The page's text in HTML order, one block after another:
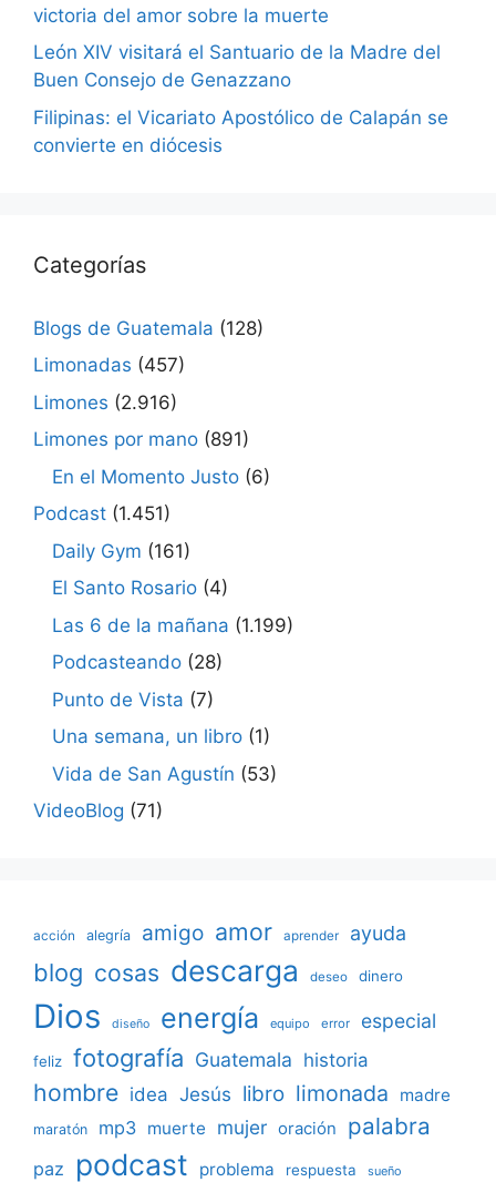
victoria del amor sobre la muerte
León XIV visitará el Santuario de la Madre del
Buen Consejo de Genazzano
Filipinas: el Vicariato Apostólico de Calapán se
convierte en diócesis
Categorías
Blogs de Guatemala (128)
Limonadas (457)
Limones (2.916)
Limones por mano (891)
En el Momento Justo (6)
Podcast (1.451)
Daily Gym (161)
El Santo Rosario (4)
Las 6 de la mañana (1.199)
Podcasteando (28)
Punto de Vista (7)
Una semana, un libro (1)
Vida de San Agustín (53)
VideoBlog (71)
acción alegría amigo amor aprender ayuda
blog cosas descarga deseo dinero
Dios diseño energía equipo error especial
feliz fotografía Guatemala historia
hombre idea Jesús libro limonada madre
maratón mp3 muerte mujer oración palabra
paz podcast problema respuesta sueño